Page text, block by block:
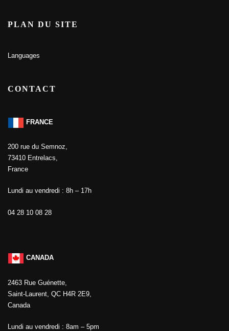
PLAN DU SITE
Languages
CONTACT
FRANCE
200 rue du Semnoz,
73410 Entrelacs,
France
Lundi au vendredi : 8h – 17h
04 28 10 08 28
CANADA
2463 Rue Guénette,
Saint-Laurent, QC H4R 2E9,
Canada
Lundi au vendredi : 8am – 5pm